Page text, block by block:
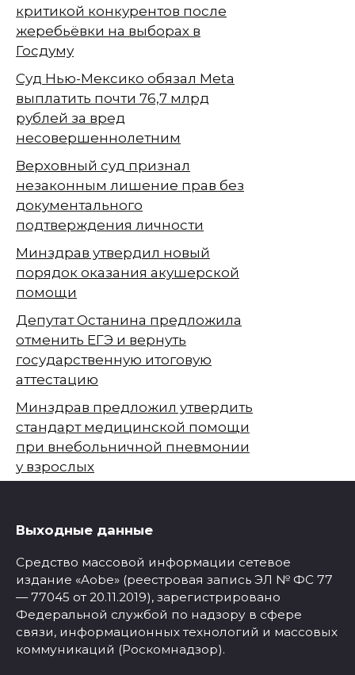
критикой конкурентов после
жеребьёвки на выборах в
Госдуму
Суд Нью-Мексико обязал Meta
выплатить почти 76,7 млрд
рублей за вред
несовершеннолетним
Верховный суд признал
незаконным лишение прав без
документального
подтверждения личности
Минздрав утвердил новый
порядок оказания акушерской
помощи
Депутат Останина предложила
отменить ЕГЭ и вернуть
государственную итоговую
аттестацию
Минздрав предложил утвердить
стандарт медицинской помощи
при внебольничной пневмонии
у взрослых
Выходные данные
Средство массовой информации сетевое
издание «Aobe» (реестровая запись ЭЛ № ФС 77
— 77045 от 20.11.2019), зарегистрировано
Федеральной службой по надзору в сфере
связи, информационных технологий и массовых
коммуникаций (Роскомнадзор).